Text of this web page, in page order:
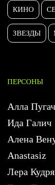
КИНО
ЗВЕЗДЫ
ПЕРСОНЫ
Алла
Ида Галич
Алена
Anastasiz
Лера